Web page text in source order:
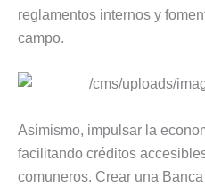
reglamentos internos y
campo.
Asimismo, impulsar la
facilitando créditos
comuneros. Crear una